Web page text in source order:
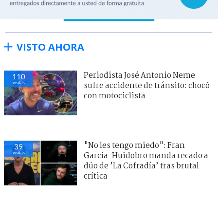
VISTO AHORA
110
visitas
Periodista José Antonio Neme
sufre accidente de tránsito: chocó
con motociclista
39
visitas
"No les tengo miedo": Fran
García-Huidobro manda recado a
dúo de ’La Cofradía’ tras brutal
crítica